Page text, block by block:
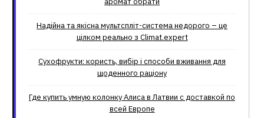
Надійна та якісна мультспліт-система недорого – це
цілком реально з Climat.еxpert
Сухофрукти: користь, вибір і способи вживання для
щоденного раціону
Где купить умную колонку Алиса в Латвии с доставкой по
всей Европе